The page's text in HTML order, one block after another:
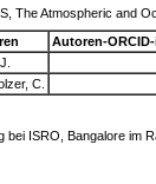
The Atmospheric and
Autoren-
C.
bei ISRO, Bangalore im